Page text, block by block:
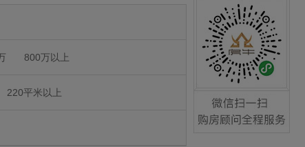
800万以上
220平米以上
咨询请来电:0592-5534177
程服务